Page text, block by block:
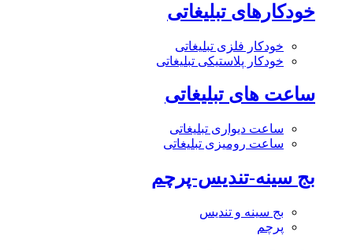
خودکارهای تبلیغاتی
خودکار فلزی تبلیغاتی
خودکار پلاستیکی تبلیغاتی
ساعت های تبلیغاتی
ساعت دیواری تبلیغاتی
ساعت رومیزی تبلیغاتی
بج سینه-تندیس-پرچم
بج سینه و تندیس
پرچم